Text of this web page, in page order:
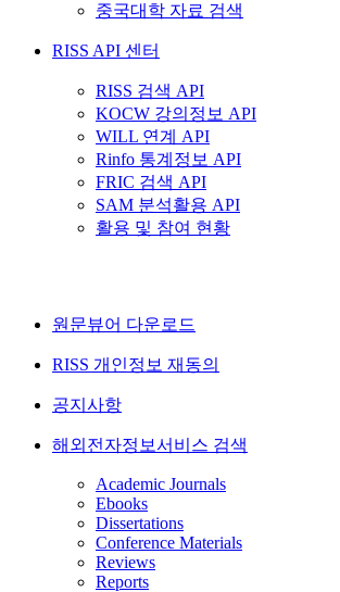
중국대학 자료 검색
RISS API 센터
RISS 검색 API
KOCW 강의정보 API
WILL 연계 API
Rinfo 통계정보 API
FRIC 검색 API
SAM 분석활용 API
활용 및 참여 현황
원문뷰어 다운로드
RISS 개인정보 재동의
공지사항
해외전자정보서비스 검색
Academic Journals
Ebooks
Dissertations
Conference Materials
Reviews
Reports